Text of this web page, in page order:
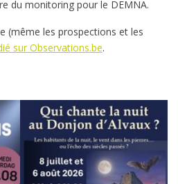
du monitoring pour le DEMNA.
(même les prospections et les
sur Observations.be.